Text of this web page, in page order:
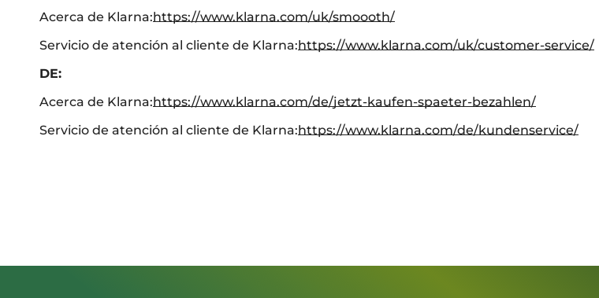
Acerca de Klarna:https://www.klarna.com/uk/smoooth/
Servicio de atención al cliente de Klarna:https://www.klarna.com/uk/customer-service/
DE:
Acerca de Klarna:https://www.klarna.com/de/jetzt-kaufen-spaeter-bezahlen/
Servicio de atención al cliente de Klarna:https://www.klarna.com/de/kundenservice/